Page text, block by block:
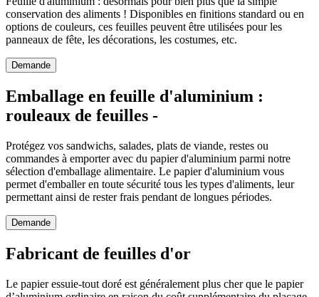
conservation des aliments ! Disponibles en finitions standard ou en
options de couleurs, ces feuilles peuvent être utilisées pour les
panneaux de fête, les décorations, les costumes, etc.
Demande
Emballage en feuille d'aluminium :
rouleaux de feuilles -
Protégez vos sandwichs, salades, plats de viande, restes ou
commandes à emporter avec du papier d'aluminium parmi notre
sélection d'emballage alimentaire. Le papier d'aluminium vous
permet d'emballer en toute sécurité tous les types d'aliments, leur
permettant ainsi de rester frais pendant de longues périodes.
Demande
Fabricant de feuilles d'or
Le papier essuie-tout doré est généralement plus cher que le papier